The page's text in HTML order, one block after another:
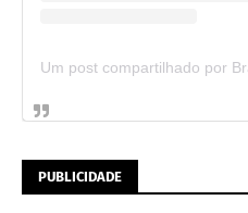
PUBLICIDADE